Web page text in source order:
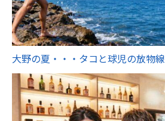
大野の夏・・・タコと球児の放物線